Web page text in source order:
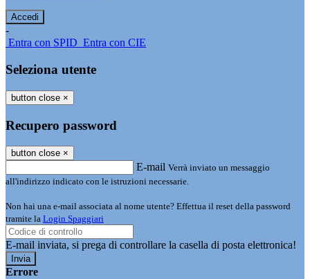
-
Entra con SPID Entra con CIE
Seleziona utente
button close ×
Recupero password
button close ×
E-mail Verrà inviato un messaggio
all'indirizzo indicato con le istruzioni necessarie.
Non hai una e-mail associata al nome utente? Effettua il reset della password
tramite la Login Spaggiari
E-mail inviata, si prega di controllare la casella di posta elettronica!
Errore